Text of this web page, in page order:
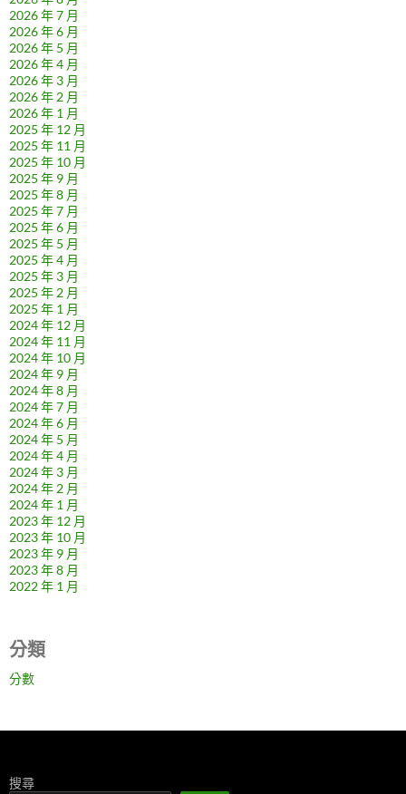
2026 年 7 月
2026 年 6 月
2026 年 5 月
2026 年 4 月
2026 年 3 月
2026 年 2 月
2026 年 1 月
2025 年 12 月
2025 年 11 月
2025 年 10 月
2025 年 9 月
2025 年 8 月
2025 年 7 月
2025 年 6 月
2025 年 5 月
2025 年 4 月
2025 年 3 月
2025 年 2 月
2025 年 1 月
2024 年 12 月
2024 年 11 月
2024 年 10 月
2024 年 9 月
2024 年 8 月
2024 年 7 月
2024 年 6 月
2024 年 5 月
2024 年 4 月
2024 年 3 月
2024 年 2 月
2024 年 1 月
2023 年 12 月
2023 年 10 月
2023 年 9 月
2023 年 8 月
2022 年 1 月
分類
分數
搜尋